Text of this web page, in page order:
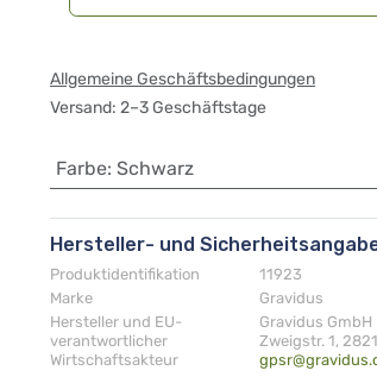
Allgemeine Geschäftsbedingungen
Versand: 2–3 Geschäftstage
Farbe: Schwarz
Hersteller- und
Produktidentifikation
11923
Marke
Gravidus
Hersteller und EU-
verantwortlicher
Wirtschaftsakteur
Gravidus GmbH
Zweigstr. 1,